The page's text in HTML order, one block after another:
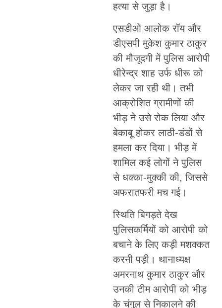
हत्या से जुड़ा है।
एसडीओ आलोक रॉय और
डीएसपी मुकेश कुमार ठाकुर
की मौजूदगी में पुलिस आरोपी
धीरेन्द्र शाह उर्फ धीरू को
लेकर जा रही थी। तभी
आक्रोशित ग्रामीणों की
भीड़ ने उसे रोक लिया और
बेकाबू होकर लाठी-डंडों से
हमला कर दिया। भीड़ में
शामिल कई लोगों ने पुलिस
से धक्का-मुक्की की, जिससे
अफरातफरी मच गई।
स्थिति बिगड़ते देख
पुलिसकर्मियों को आरोपी को
बचाने के लिए कड़ी मशक्कत
करनी पड़ी। थानाध्यक्ष
अमरनाथ कुमार ठाकुर और
उनकी टीम आरोपी को भीड़
के चंगुल से निकालने की